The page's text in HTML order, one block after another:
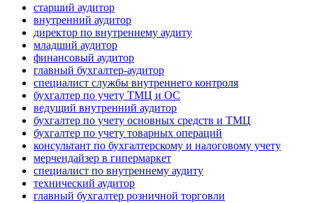
старший аудитор
внутренний аудитор
директор по внутреннему аудиту
младший аудитор
финансовый аудитор
главный бухгалтер-аудитор
специалист службы внутреннего контроля
бухгалтер по учету ТМЦ и ОС
ведущий внутренний аудитор
бухгалтер по учету основных средств и ТМЦ
бухгалтер по учету товарных операций
консультант по бухгалтерскому и налоговому учету
мерчендайзер в гипермаркет
специалист по внутреннему аудиту
технический аудитор
главный бухгалтер розничной торговли